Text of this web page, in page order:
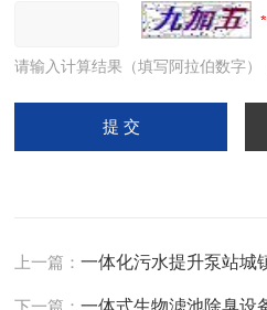
请输入计算结果（填写阿拉伯数字）
上一篇：一体化污水提升泵站城
下一篇：一体式生物滤池除臭设